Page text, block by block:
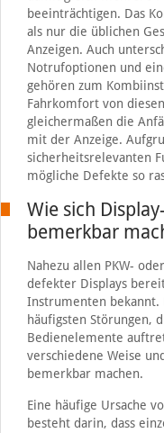
beeinträchtigen. Das
als nur die üblichen
Anzeigen. Auch
Notrufoptionen und
gehören zum
Fahrkomfort von
gleichermaßen die
mit der Anzeige.
sicherheitsrelevanten
mögliche Defekte so
Wie sich
bemerkbar
Nahezu allen PKW-
defekter Displays
Instrumenten bekannt.
häufigsten Störungen,
Bedienelemente
verschiedene Weise
bemerkbar machen.
Eine häufige Ursache
besteht darin, dass